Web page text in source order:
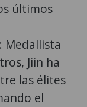
últimos
Medallista
Jiin ha
las élites
el